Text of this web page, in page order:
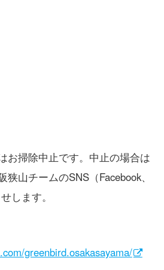
お掃除中止です。中止の場合は
山チームのSNS（Facebook、
します。
greenbird.osakasayama/